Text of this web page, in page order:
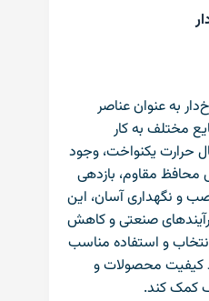
به عنوان عناصر
مختلف به کار
حرارت یکنواخت، وجود
مقاوم، بازدهی
نصب و نگهداری آسان، این
صنعتی و کاهش
و استفاده مناسب
کیفیت محصولات و
کمک کند.